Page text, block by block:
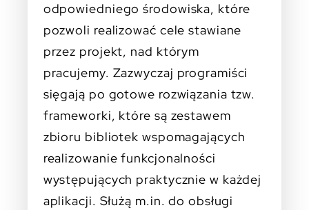
odpowiedniego środowiska, które
pozwoli realizować cele stawiane
przez projekt, nad którym
pracujemy. Zazwyczaj programiści
sięgają po gotowe rozwiązania tzw.
frameworki, które są zestawem
zbioru bibliotek wspomagających
realizowanie funkcjonalności
występujących praktycznie w każdej
aplikacji. Służą m.in. do obsługi